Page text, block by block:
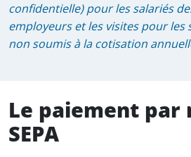
confidentielle) pour les salariés
employeurs et les visites pour les
non soumis à la cotisation
Le paiement par
SEPA